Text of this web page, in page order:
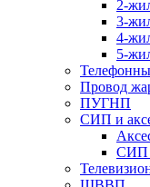
2-
3-
4-
5-
Провод
ПУГНП
СИП и
СИП